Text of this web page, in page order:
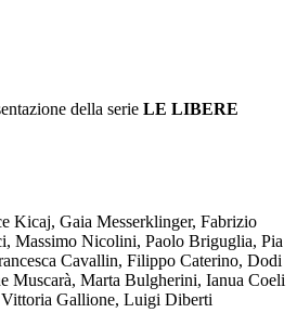
della serie LE LIBERE
Kicaj, Gaia Messerklinger, Fabrizio
Massimo Nicolini, Paolo Briguglia, Pia
Cavallin, Filippo Caterino, Dodi
Muscarà, Marta Bulgherini, Ianua Coeli
Gallione, Luigi Diberti